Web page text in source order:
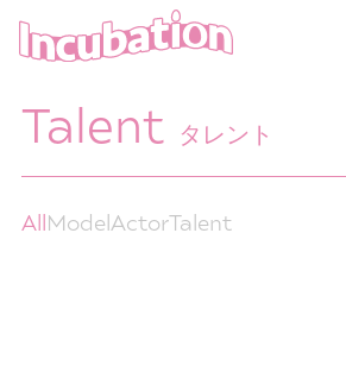
Talent タレント
AllModelActorTalent